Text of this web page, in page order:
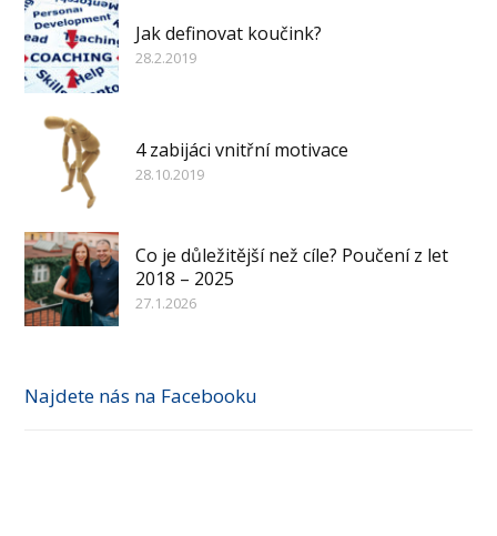
Jak definovat koučink?
28.2.2019
4 zabijáci vnitřní motivace
28.10.2019
Co je důležitější než cíle? Poučení z let
2018 – 2025
27.1.2026
Najdete nás na Facebooku